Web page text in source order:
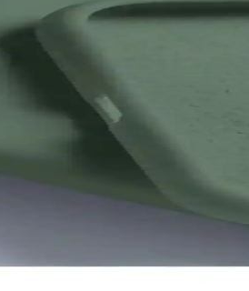
detaylı karşılaştırması
kullanıcı yorumları ve
ve Özellikleri
malzeme kalitesi, kamera
Karşılaştırması
Koruma, tasarım ve kullanıcı
ve özellikler açısından hangisinin